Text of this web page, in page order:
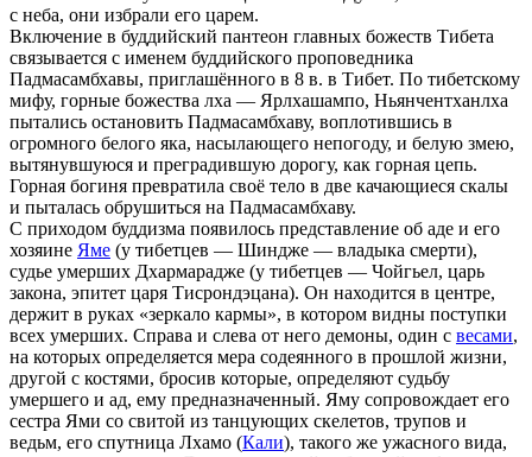
с неба, они избрали его царем.
Включение в буддийский пантеон главных божеств Тибета
связывается с именем буддийского проповедника
Падмасамбхавы, приглашённого в 8 в. в Тибет. По тибетскому
мифу, горные божества лха — Ярлхашампо, Ньянчентханлха
пытались остановить Падмасамбхаву, воплотившись в
огромного белого яка, насылающего непогоду, и белую змею,
вытянувшуюся и преградившую дорогу, как горная цепь.
Горная богиня превратила своё тело в две качающиеся скалы
и пыталась обрушиться на Падмасамбхаву.
С приходом буддизма появилось представление об аде и его
хозяине Яме (у тибетцев — Шиндже — владыка смерти),
судье умерших Дхармарадже (у тибетцев — Чойгьел, царь
закона, эпитет царя Тисрондэцана). Он находится в центре,
держит в руках «зеркало кармы», в котором видны поступки
всех умерших. Справа и слева от него демоны, один с весами,
на которых определяется мера содеянного в прошлой жизни,
другой с костями, бросив которые, определяют судьбу
умершего и ад, ему предназначенный. Яму сопровождает его
сестра Ями со свитой из танцующих скелетов, трупов и
ведьм, его спутница Лхамо (Кали), такого же ужасного вида,